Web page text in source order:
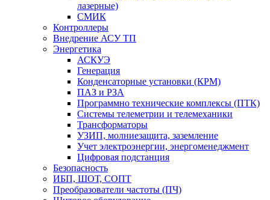
лазерные)
СМИК
Контроллеры
Внедрение АСУ ТП
Энергетика
АСКУЭ
Генерация
Конденсаторные установки (КРМ)
ПАЗ и РЗА
Программно технические комплексы (ПТК)
Системы телеметрии и телемеханики
Трансформаторы
УЗИП, молниезащита, заземление
Учет электроэнергии, энергоменеджмент
Цифровая подстанция
Безопасность
ИБП, ШОТ, СОПТ
Преобразователи частоты (ПЧ)